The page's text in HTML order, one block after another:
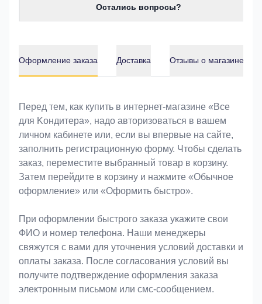
Остались вопросы?
Оформление заказа Доставка Отзывы о магазине
Оформление заказа
Перед тем, как купить в интернет-магазине «Bce
для Koндитeрa», надо авторизоваться в вашем
личном кабинете или, если вы впервые на сайте,
заполнить регистрационную форму. Чтобы сделать
заказ, переместите выбранный товар в корзину.
Затем перейдите в корзину и нажмите «Обычное
оформление» или «Оформить быстро».
При оформлении быстрого заказа укажите свои
ФИО и номер телефона. Наши менеджеры
свяжутся с вами для уточнения условий доставки и
оплаты заказа. После согласования условий вы
получите подтверждение оформления заказа
электронным письмом или смс-сообщением.